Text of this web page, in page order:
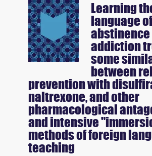
Learning
language of
addiction
some
between
prevention with
naltrexone, and other
pharmacological
and intensive
methods of foreign
teaching